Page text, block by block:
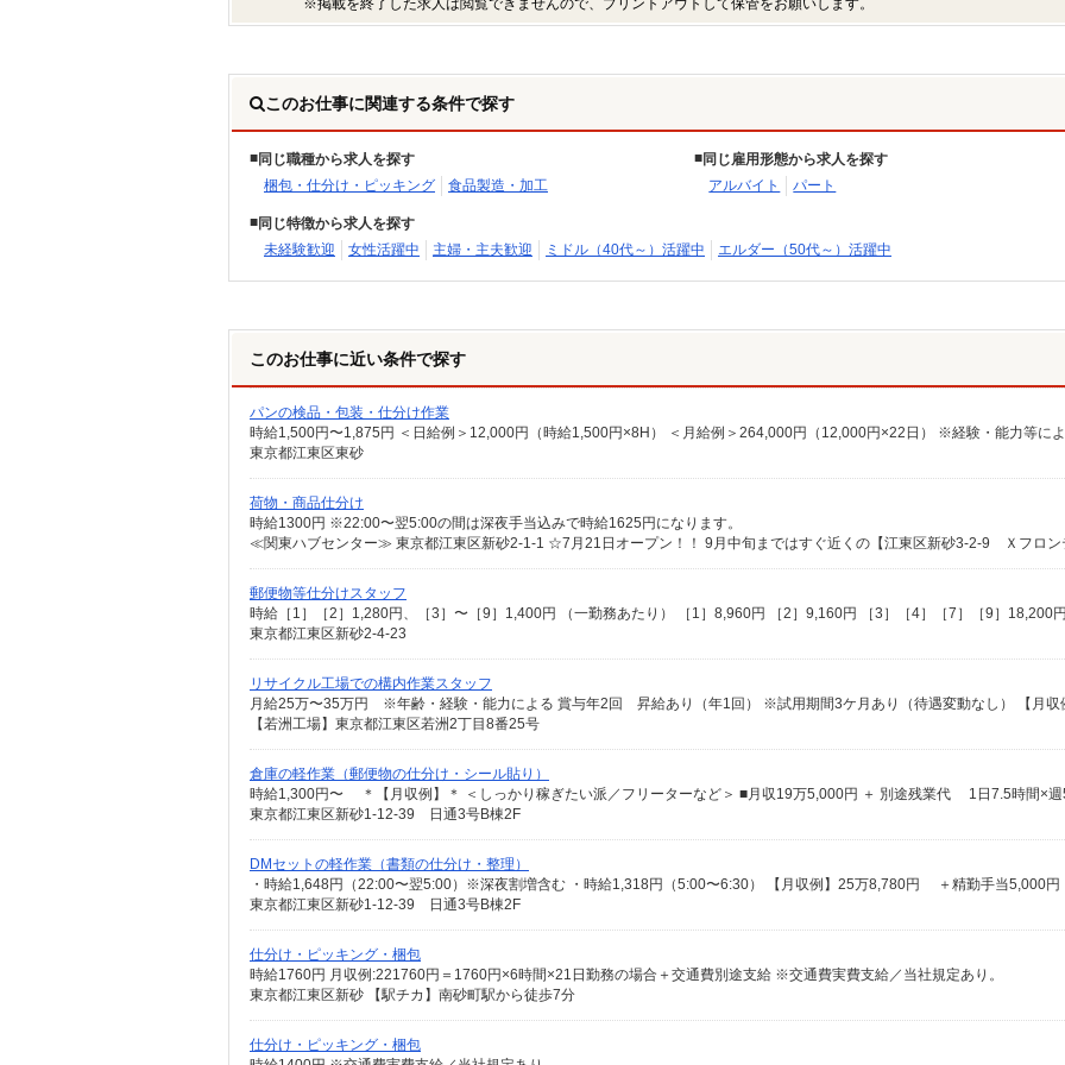
※掲載を終了した求人は閲覧できませんので、プリントアウトして保管をお願いします。
このお仕事に関連する条件で探す
同じ職種から求人を探す
梱包・仕分け・ピッキング
食品製造・加工
同じ雇用形態から求人を探す
アルバイト
パート
同じ特徴から求人を探す
未経験歓迎
女性活躍中 主婦・主夫歓迎 ミドル（40代～）活躍中 エルダー（50代～）活躍中
このお仕事に近い条件で探す
パンの検品・包装・仕分け作業
時給1,500円〜1,875円 ＜日給例＞12,000円（時給1,500円×8H） ＜月給例＞264,000円（12,000円×22日） ※経験・能力等に
東京都江東区東砂
荷物・商品仕分け
時給1300円 ※22:00〜翌5:00の間は深夜手当込みで時給1625円になります。
郵便物等仕分けスタッフ
東京都江東区新砂2-4-23
リサイクル工場での構内作業スタッフ
【若洲工場】東京都江東区若洲2丁目8番25号
倉庫の軽作業（郵便物の仕分け・シール貼り）
東京都江東区新砂1-12-39 日通3号B棟2F
DMセットの軽作業（書類の仕分け・整理）
東京都江東区新砂1-12-39 日通3号B棟2F
仕分け・ピッキング・梱包
時給1760円 月収例:221760円＝1760円×6時間×21日勤務の場合＋交通費別途支給 ※交通費実費支給／当社規定あり。
東京都江東区新砂 【駅チカ】南砂町駅から徒歩7分
仕分け・ピッキング・梱包